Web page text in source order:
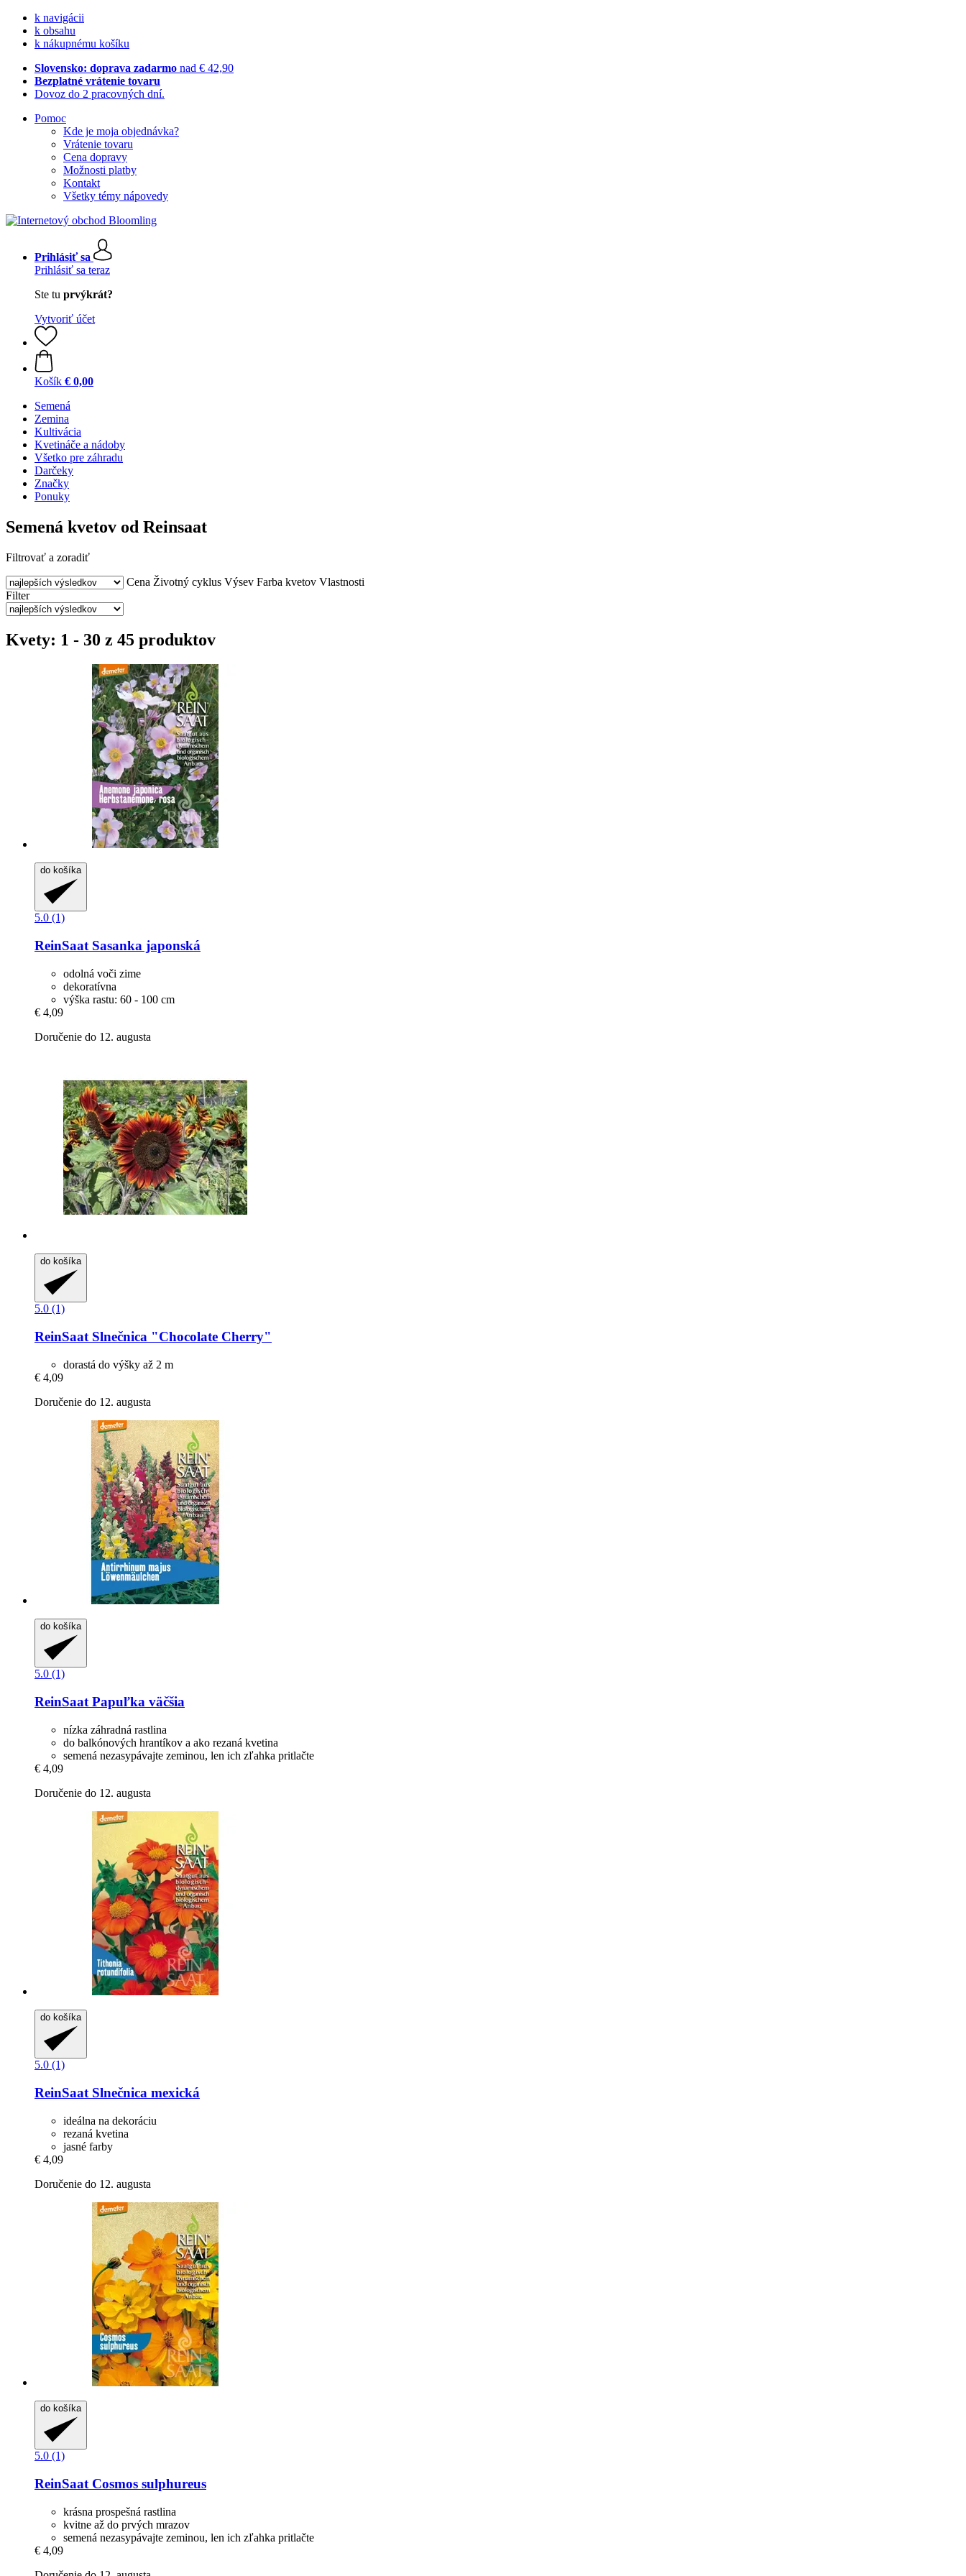
k navigácii
k obsahu
k nákupnému košíku
Slovensko: doprava zadarmo nad € 42,90
Bezplatné vrátenie tovaru
Dovoz do 2 pracovných dní.
Pomoc
Kde je moja objednávka?
Vrátenie tovaru
Cena dopravy
Možnosti platby
Kontakt
Všetky témy nápovedy
Prihlásiť sa
Prihlásiť sa teraz
Ste tu prvýkrát?
Vytvoriť účet
Košík € 0,00
Semená
Zemina
Kultivácia
Kvetináče a nádoby
Všetko pre záhradu
Darčeky
Značky
Ponuky
Semená kvetov od Reinsaat
Filtrovať a zoradiť
Cena Životný cyklus Výsev Farba kvetov Vlastnosti
Filter
Kvety: 1 - 30 z 45 produktov
do košíka
5.0 (1)
ReinSaat Sasanka japonská
odolná voči zime
dekoratívna
výška rastu: 60 - 100 cm
€ 4,09
Doručenie do 12. augusta
do košíka
5.0 (1)
ReinSaat Slnečnica "Chocolate Cherry"
dorastá do výšky až 2 m
€ 4,09
Doručenie do 12. augusta
do košíka
5.0 (1)
ReinSaat Papuľka väčšia
nízka záhradná rastlina
do balkónových hrantíkov a ako rezaná kvetina
semená nezasypávajte zeminou, len ich zľahka pritlačte
€ 4,09
Doručenie do 12. augusta
do košíka
5.0 (1)
ReinSaat Slnečnica mexická
ideálna na dekoráciu
rezaná kvetina
jasné farby
€ 4,09
Doručenie do 12. augusta
do košíka
5.0 (1)
ReinSaat Cosmos sulphureus
krásna prospešná rastlina
kvitne až do prvých mrazov
semená nezasypávajte zeminou, len ich zľahka pritlačte
€ 4,09